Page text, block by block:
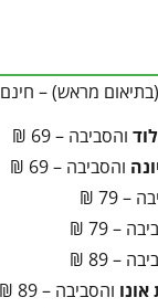
מראש) – חינם
והסביבה – 69 ₪
והסביבה – 69 ₪
– 79 ₪
– 79 ₪
– 89 ₪
והסביבה – 89 ₪